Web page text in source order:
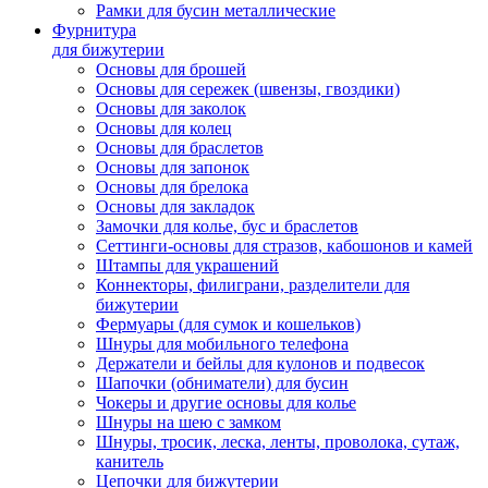
Рамки для бусин металлические
Фурнитура
для бижутерии
Основы для брошей
Основы для сережек (швензы, гвоздики)
Основы для заколок
Основы для колец
Основы для браслетов
Основы для запонок
Основы для брелока
Основы для закладок
Замочки для колье, бус и браслетов
Сеттинги-основы для стразов, кабошонов и камей
Штампы для украшений
Коннекторы, филиграни, разделители для
бижутерии
Фермуары (для сумок и кошельков)
Шнуры для мобильного телефона
Держатели и бейлы для кулонов и подвесок
Шапочки (обниматели) для бусин
Чокеры и другие основы для колье
Шнуры на шею с замком
Шнуры, тросик, леска, ленты, проволока, сутаж,
канитель
Цепочки для бижутерии